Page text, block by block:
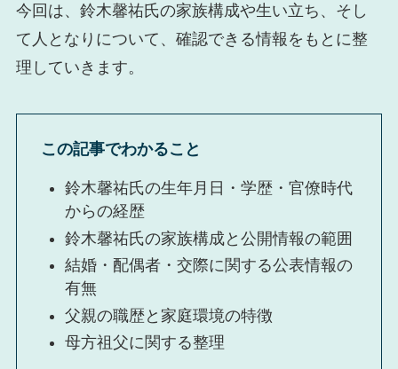
今回は、鈴木馨祐氏の家族構成や生い立ち、そし
て人となりについて、確認できる情報をもとに整
理していきます。
この記事でわかること
鈴木馨祐氏の生年月日・学歴・官僚時代
からの経歴
鈴木馨祐氏の家族構成と公開情報の範囲
結婚・配偶者・交際に関する公表情報の
有無
父親の職歴と家庭環境の特徴
母方祖父に関する整理